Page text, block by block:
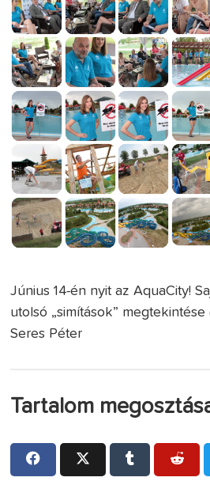
Június 14-én nyit az AquaCity!
utolsó „simítások” megtekintése
Seres Péter
Tartalom